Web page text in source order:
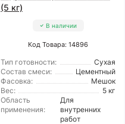
(5 кг)
В наличии
Код Товара: 14896
Тип готовности:
Сухая
Состав смеси:
Цементный
Фасовка:
Мешок
Вес:
5 кг
Область
применения:
Для
внутренних
работ